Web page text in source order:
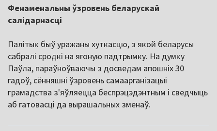
Фенаменальны ўзровень беларускай
салідарнасці
Палітык быў уражаны хуткасцю, з якой беларусы
сабралі сродкі на ягоную падтрымку. На думку
Паўла, параўноўваючы з досведам апошніх 30
гадоў, сённяшні ўзровень самаарганізацыі
грамадства з'яўляецца беспрэцэдэнтным і сведчыць
аб гатовасці да вырашальных зменаў.